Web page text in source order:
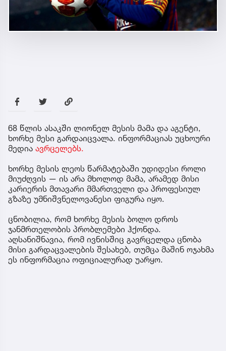
68 წლის ასაკში ლიონელ მესის მამა და აგენტი,
ხორხე მესი გარდაიცვალა. ინფორმაციას უცხოური
მედია ავრცელებს.
ხორხე მესის ლეოს წარმატებაში უდიდესი როლი
მიუძღვის — ის არა მხოლოდ მამა, არამედ მისი
კარიერის მთავარი მმართველი და პროფესიულ
გზაზე უმნიშვნელოვანესი ფიგურა იყო.
ცნობილია, რომ ხორხე მესის ბოლო დროს
ჯანმრთელობის პრობლემები ჰქონდა.
აღსანიშნავია, რომ ივნისშიც გავრცელდა ცნობა
მისი გარდაცვალების შესახებ, თუმცა მაშინ ოჯახმა
ეს ინფორმაცია ოფიციალურად უარყო.